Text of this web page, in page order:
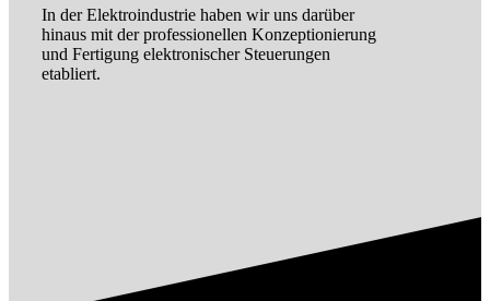
In der Elektroindustrie haben wir uns darüber
hinaus mit der professionellen Konzeptionierung
und Fertigung elektronischer Steuerungen
etabliert.